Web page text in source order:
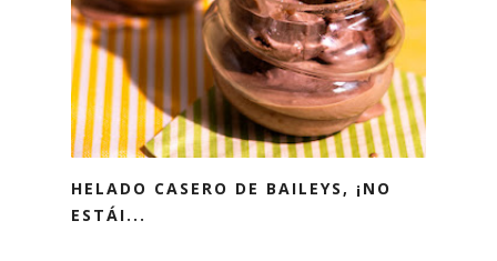
HELADO CASERO DE BAILEYS, ¡NO
ESTÁI...